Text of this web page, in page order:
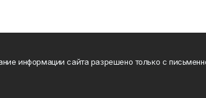
информации сайта разрешено только с